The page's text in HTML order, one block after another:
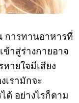
การทานอาหารที่
าสู่ร่างกายอาจ
ายใจมีเสียง
เรามักจะ
ด้ อย่างไรก็ตาม